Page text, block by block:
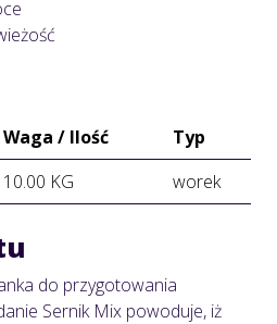
Waga / Ilość
Typ
10.00 KG worek
do przygotowania
Sernik Mix powoduje, iż